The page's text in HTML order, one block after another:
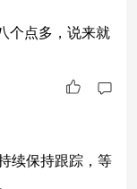
个点多，说来就
续保持跟踪，等